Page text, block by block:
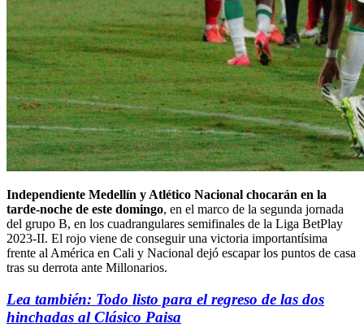
Independiente Medellín y Atlético Nacional chocarán en la
tarde-noche de este domingo, en el marco de la segunda jornada
del grupo B, en los cuadrangulares semifinales de la Liga BetPlay
2023-II. El rojo viene de conseguir una victoria importantísima
frente al América en Cali y Nacional dejó escapar los puntos de casa
tras su derrota ante Millonarios.
Lea también: Todo listo para el regreso de las dos
hinchadas al Clásico Paisa